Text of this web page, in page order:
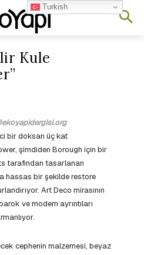
Kule
bir doksan üç kat
şimdiden Borough için bir
tarafından tasarlanan
hassas bir şekilde restore
Art Deco mirasının
ve modern ayrıntıları
cephenin malzemesi, beyaz
Turkish